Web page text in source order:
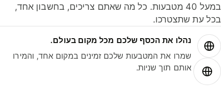
במעל 40 מטבעות. כל מה שאתם צריכים, בחשבון אחד,
עת שתצטרכו.
נהלו את הכסף שלכם מכל מקום בעולם.
שמרו את המטבעות שלכם זמינים במקום אחד, והמירו
אותם תוך שניות.